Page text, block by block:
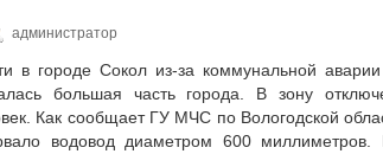
администратор
в городе Сокол из-за коммунальной
большая часть города. В зону
Как сообщает ГУ МЧС по Вологодской
водовод диаметром 600 миллиметров.